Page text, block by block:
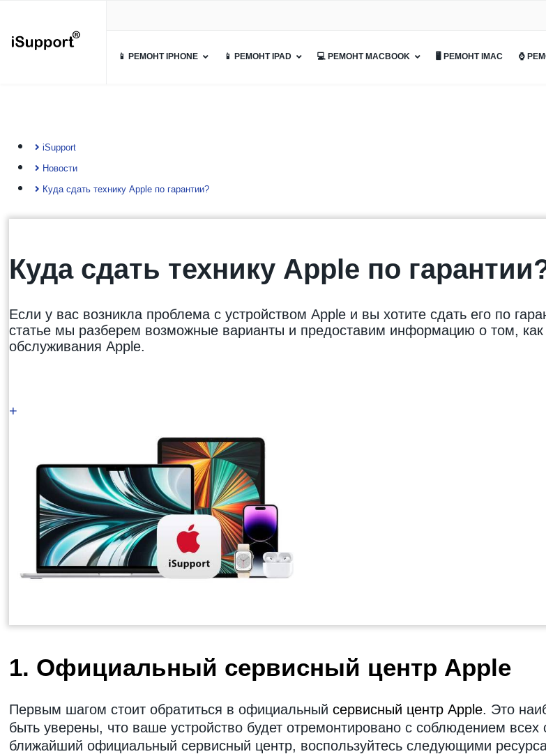
📱 РЕМОНТ IPHONE 📱 РЕМОНТ IPAD 💻 РЕМОНТ MACBOOK 🖥 РЕМОНТ IMAC ⌚
iSupport
Новости
Куда сдать технику Apple по гарантии?
Куда сдать технику Apple по
Если у вас возникла проблема с устройством Apple и вы хотите сдать его по
статье мы разберем возможные варианты и предоставим информацию о том, как
обслуживания Apple.
+
1. Официальный сервисный центр Apple
Первым шагом стоит обратиться в официальный сервисный центр Apple. Это
быть уверены, что ваше устройство будет отремонтировано с соблюдением
ближайший официальный сервисный центр, воспользуйтесь следующими